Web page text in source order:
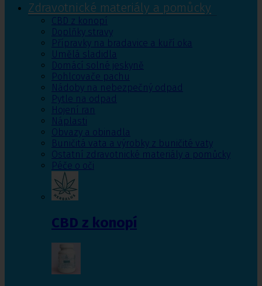
Zdravotnické materiály a pomůcky
CBD z konopí
Doplňky stravy
Přípravky na bradavice a kuří oka
Umělá sladidla
Domácí solné jeskyně
Pohlcovače pachu
Nádoby na nebezpečný odpad
Pytle na odpad
Hojení ran
Náplasti
Obvazy a obinadla
Buničitá vata a výrobky z buničité vaty
Ostatní zdravotnické materiály a pomůcky
Péče o oči
CBD z konopí